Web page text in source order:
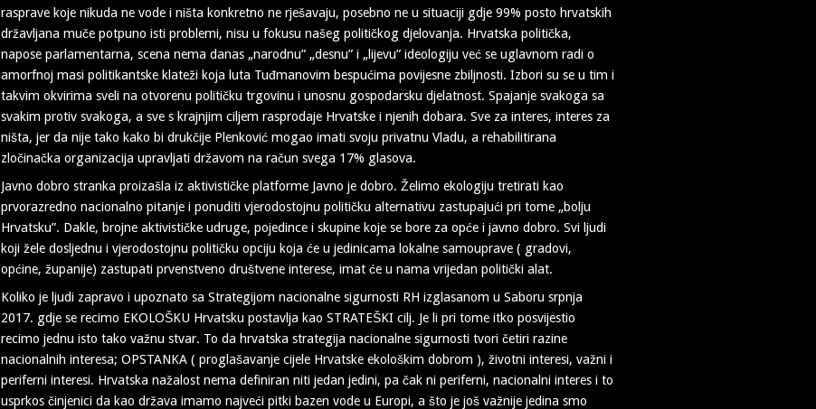
rasprave koje nikuda ne vode i ništa konkretno ne rješavaju, posebno ne u situaciji gdje 99% posto hrvatskih
državljana muče potpuno isti problemi, nisu u fokusu našeg političkog djelovanja. Hrvatska politička,
napose parlamentarna, scena nema danas „narodnu” „desnu” i „lijevu” ideologiju već se uglavnom radi o
amorfnoj masi politikantske klateži koja luta Tuđmanovim bespućima povijesne zbiljnosti. Izbori su se u tim i
takvim okvirima sveli na otvorenu političku trgovinu i unosnu gospodarsku djelatnost. Spajanje svakoga sa
svakim protiv svakoga, a sve s krajnjim ciljem rasprodaje Hrvatske i njenih dobara. Sve za interes, interes za
ništa, jer da nije tako kako bi drukčije Plenković mogao imati svoju privatnu Vladu, a rehabilitirana
zločinačka organizacija upravljati državom na račun svega 17% glasova.
Javno dobro stranka proizašla iz aktivističke platforme Javno je dobro. Želimo ekologiju tretirati kao
prvorazredno nacionalno pitanje i ponuditi vjerodostojnu političku alternativu zastupajući pri tome „bolju
Hrvatsku”. Dakle, brojne aktivističke udruge, pojedince i skupine koje se bore za opće i javno dobro. Svi ljudi
koji žele dosljednu i vjerodostojnu političku opciju koja će u jedinicama lokalne samouprave ( gradovi,
općine, županije) zastupati prvenstveno društvene interese, imat će u nama vrijedan politički alat.
Koliko je ljudi zapravo i upoznato sa Strategijom nacionalne sigurnosti RH izglasanom u Saboru srpnja
2017. gdje se recimo EKOLOŠKU Hrvatsku postavlja kao STRATEŠKI cilj. Je li pri tome itko posvijestio
recimo jednu isto tako važnu stvar. To da hrvatska strategija nacionalne sigurnosti tvori četiri razine
nacionalnih interesa; OPSTANKA ( proglašavanje cijele Hrvatske ekološkim dobrom ), životni interesi, važni i
periferni interesi. Hrvatska nažalost nema definiran niti jedan jedini, pa čak ni periferni, nacionalni interes i to
usprkos činjenici da kao država imamo najveći pitki bazen vode u Europi, a što je još važnije jedina smo